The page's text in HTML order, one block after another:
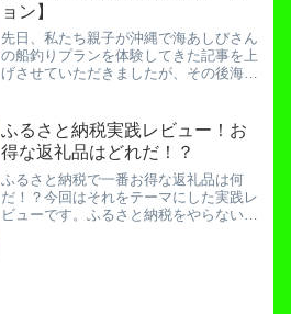
ョン】
先日、私たち親子が沖縄で海あしびさん
の船釣りプランを体験してきた記事を上
げさせていただきましたが、その後海あ
ランを体験してきた！初心者でも爆釣必
至か！私が言っていること...
ふるさと納税実践レビュー！お
得な返礼品はどれだ！？
ふるさと納税で一番お得な返礼品は何
だ！？今回はそれをテーマにした実践レ
ビューです。ふるさと納税をやらない理